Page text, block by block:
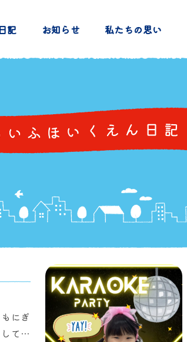
日記 お知らせ 私たちの思い
にぎ
して…